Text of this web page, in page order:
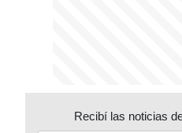
Recibí las noticias